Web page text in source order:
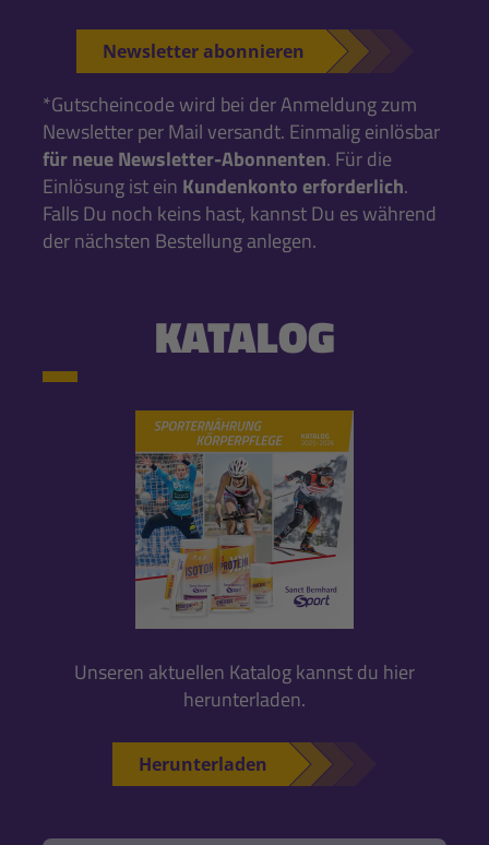
Newsletter abonnieren
*Gutscheincode wird bei der Anmeldung zum
Newsletter per Mail versandt. Einmalig einlösbar
für neue Newsletter-Abonnenten. Für die
Einlösung ist ein Kundenkonto erforderlich.
Falls Du noch keins hast, kannst Du es während
der nächsten Bestellung anlegen.
KATALOG
Unseren aktuellen Katalog kannst du hier
herunterladen.
Herunterladen